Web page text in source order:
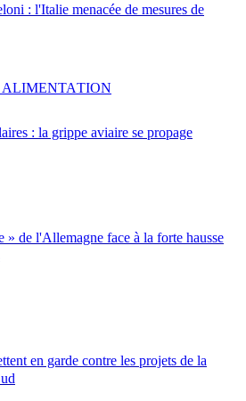
: l'Italie menacée de mesures de
: la grippe aviaire se propage
» de l'Allemagne face à la forte hausse
en garde contre les projets de la